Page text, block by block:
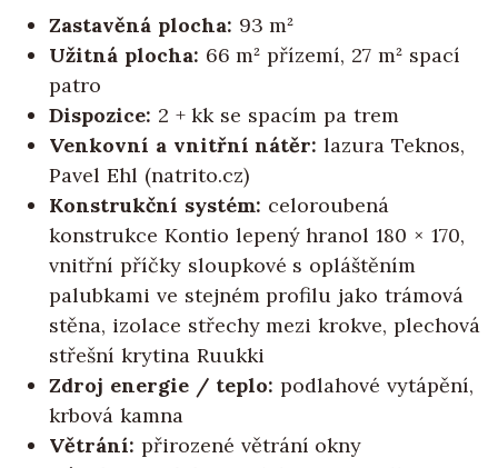
Zastavěná plocha: 93 m²
Užitná plocha: 66 m² přízemí, 27 m² spací
patro
Dispozice: 2 + kk se spacím pa trem
Venkovní a vnitřní nátěr: lazura Teknos,
Pavel Ehl (natrito.cz)
Konstrukční systém: celoroubená
konstrukce Kontio lepený hranol 180 × 170,
vnitřní příčky sloupkové s opláštěním
palubkami ve stejném profilu jako trámová
stěna, izolace střechy mezi krokve, plechová
střešní krytina Ruukki
Zdroj energie / teplo: podlahové vytápění,
krbová kamna
Větrání: přirozené větrání okny